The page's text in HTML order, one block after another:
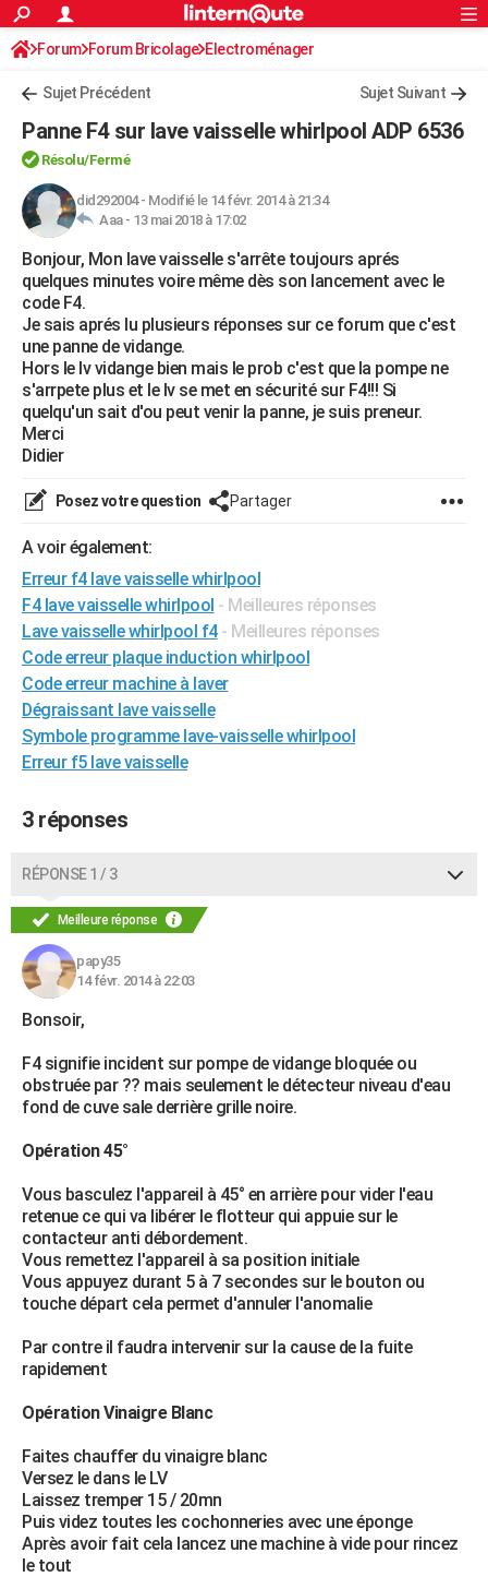
ACTUALITÉS
Politique
Société
Faits Divers
Education
Monde
Villes
+
Programme TV
TNTStreaming
Cinéma
Sorties cinéma
Musique
+FINANCE
Retraite
Impôts
Epargne
Immobilier
Risques naturels par ville
Banque
Assurance
Crédit
AUTO
Essais
Réserver un essai
Citadines
Berlines
SUV
Forum auto
Mobiles
Meilleur smartphone
Internet
Ordinateurs
Jeux vidéo
Guide high-tech
+BRICOLAGE
Forum
Aménagement intérieur
Extérieur
Cuisine
Salle de bains
Jardinage
Rangement
WEEK-END
Guides de France
Escapades
Patrimoine
Expositions
Musées
Week-end nature
+LIFESTYLE
Art de vivre
Bien-être
Loisirs
Mode
Modes de vie
SANTE
Alimentation
Guide de la santé
Maladies
Médicaments
Sommeil
Destinations
City break
Voyage nature
Voyage de noces
Forum
Climat
PHOTO
GUIDES D'ACHAT
BONS PLANS
CARTE DE VOEUX
Carte de Noël
Carte Bonne année
Carte Saint-Valentin
Carte Pâques
Carte d'anniversaire
DICTIONNAIRE
Dictionnaire
Biographies
Citations
Expressions
Proverbes
PROGRAMME TV
S'inscrire
Se connecter
Lycées
Collèges
Primaires
Universités
Entreprises
Service militaire
Avis de recherche
AVIS DE DÉCÈS
FORUM
Bricolage
Lifestyle
Culture
Sport
Auto
Television
Voyage
Cinema
S'inscrire
Connexion
Forum Forum Bricolage Electroménager
Sujet Précédent Sujet Suivant
Panne F4 sur lave vaisselle whirlpool ADP 6536
Résolu/Fermé
did292004- Modifié le 14 févr. 2014 à 21:34
Aaa - 13 mai 2018 à 17:02
Bonjour, Mon lave vaisselle s'arrête toujours aprés
quelques minutes voire même dès son lancement avec le
code F4.
Je sais aprés lu plusieurs réponses sur ce forum que c'est
une panne de vidange.
Hors le lv vidange bien mais le prob c'est que la pompe ne
s'arrpete plus et le lv se met en sécurité sur F4!!! Si
quelqu'un sait d'ou peut venir la panne, je suis preneur.
Merci
Didier
Posez votre question Partager
A voir également:
Erreur f4 lave vaisselle whirlpool
F4 lave vaisselle whirlpool - Meilleures réponses
Lave vaisselle whirlpool f4 - Meilleures réponses
Code erreur plaque induction whirlpool
Code erreur machine à laver
Dégraissant lave vaisselle
Symbole programme lave-vaisselle whirlpool
Erreur f5 lave vaisselle
3 réponses
RÉPONSE 1 / 3
Meilleure réponse
papy35
14 févr. 2014 à 22:03
Bonsoir,
F4 signifie incident sur pompe de vidange bloquée ou
obstruée par ?? mais seulement le détecteur niveau d'eau
fond de cuve sale derrière grille noire.
Opération 45°
Vous basculez l'appareil à 45° en arrière pour vider l'eau
retenue ce qui va libérer le flotteur qui appuie sur le
contacteur anti débordement.
Vous remettez l'appareil à sa position initiale
Vous appuyez durant 5 à 7 secondes sur le bouton ou
touche départ cela permet d'annuler l'anomalie
Par contre il faudra intervenir sur la cause de la fuite
rapidement
Opération Vinaigre Blanc
Faites chauffer du vinaigre blanc
Versez le dans le LV
Laissez tremper 15 / 20mn
Puis videz toutes les cochonneries avec une éponge
Après avoir fait cela lancez une machine à vide pour rincez
le tout